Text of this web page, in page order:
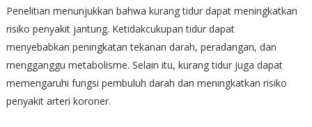
Penelitian menunjukkan bahwa kurang tidur dapat meningkatkan
risiko penyakit jantung. Ketidakcukupan tidur dapat
menyebabkan peningkatan tekanan darah, peradangan, dan
mengganggu metabolisme. Selain itu, kurang tidur juga dapat
memengaruhi fungsi pembuluh darah dan meningkatkan risiko
penyakit arteri koroner.